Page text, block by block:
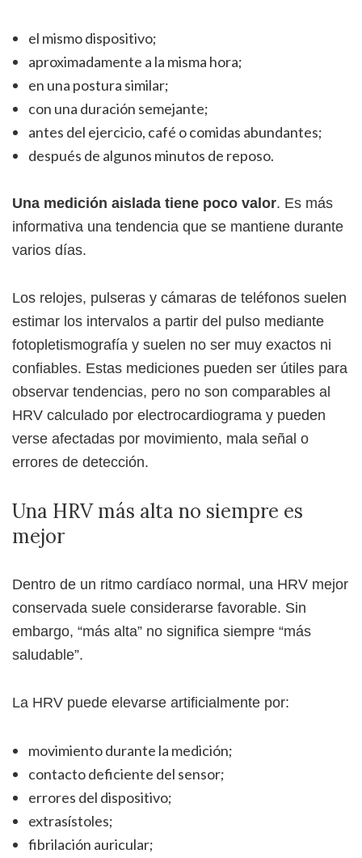
el mismo dispositivo;
aproximadamente a la misma hora;
en una postura similar;
con una duración semejante;
antes del ejercicio, café o comidas abundantes;
después de algunos minutos de reposo.
Una medición aislada tiene poco valor. Es más
informativa una tendencia que se mantiene durante
varios días.
Los relojes, pulseras y cámaras de teléfonos suelen
estimar los intervalos a partir del pulso mediante
fotopletismografía y suelen no ser muy exactos ni
confiables. Estas mediciones pueden ser útiles para
observar tendencias, pero no son comparables al
HRV calculado por electrocardiograma y pueden
verse afectadas por movimiento, mala señal o
errores de detección.
Una HRV más alta no siempre es
mejor
Dentro de un ritmo cardíaco normal, una HRV mejor
conservada suele considerarse favorable. Sin
embargo, “más alta” no significa siempre “más
saludable”.
La HRV puede elevarse artificialmente por:
movimiento durante la medición;
contacto deficiente del sensor;
errores del dispositivo;
extrasístoles;
fibrilación auricular;